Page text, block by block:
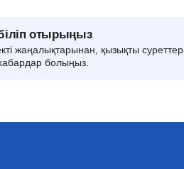
отырыңыз
жаңалықтарынан, қызықты суреттер,
болыңыз.